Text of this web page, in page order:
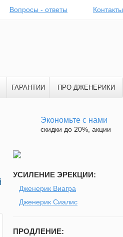
Вопросы - ответы Контакты
ГАРАНТИИ ПРО ДЖЕНЕРИКИ
Экономьте с нами
скидки до 20%, акции
УСИЛЕНИЕ ЭРЕКЦИИ:
Дженерик Виагра
Дженерик Сиалис
ПРОДЛЕНИЕ: